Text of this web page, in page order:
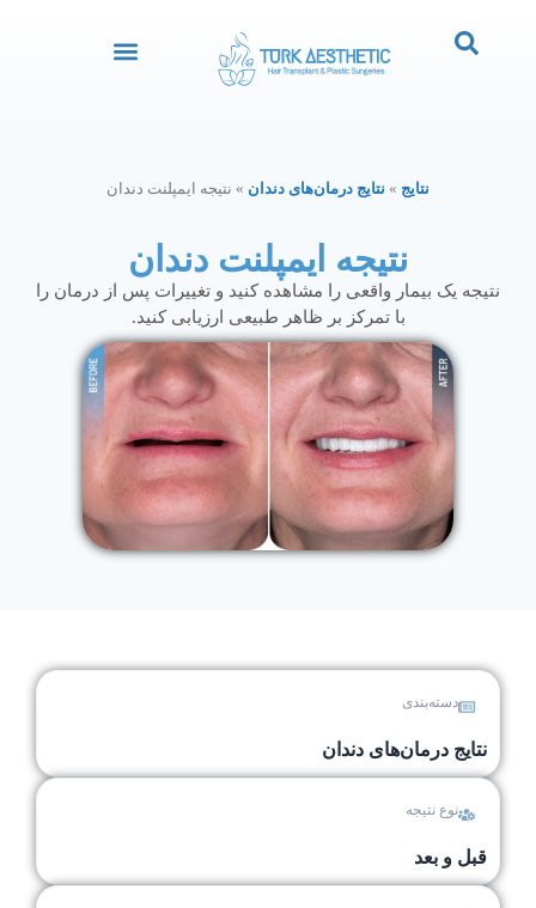
نتایج » نتایج درمان‌های دندان » نتیجه ایمپلنت دندان
نتیجه ایمپلنت دندان
نتیجه یک بیمار واقعی را مشاهده کنید و تغییرات پس از درمان را
با تمرکز بر ظاهر طبیعی ارزیابی کنید.
دسته‌بندی
نتایج درمان‌های دندان
نوع نتیجه
قبل و بعد